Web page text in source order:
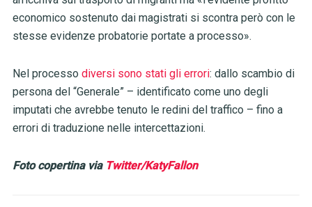
economico sostenuto dai magistrati si scontra però con le
stesse evidenze probatorie portate a processo».
Nel processo diversi sono stati gli errori: dallo scambio di
persona del “Generale” – identificato come uno degli
imputati che avrebbe tenuto le redini del traffico – fino a
errori di traduzione nelle intercettazioni.
Foto copertina via Twitter/KatyFallon